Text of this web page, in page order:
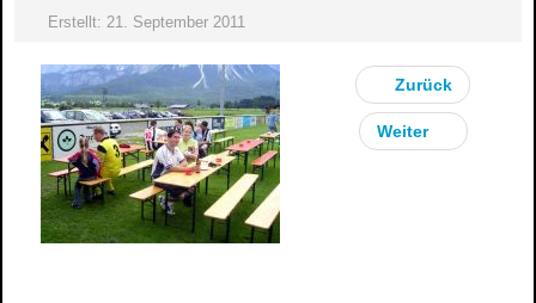
Erstellt: 21. September 2011
Zurück
Weiter